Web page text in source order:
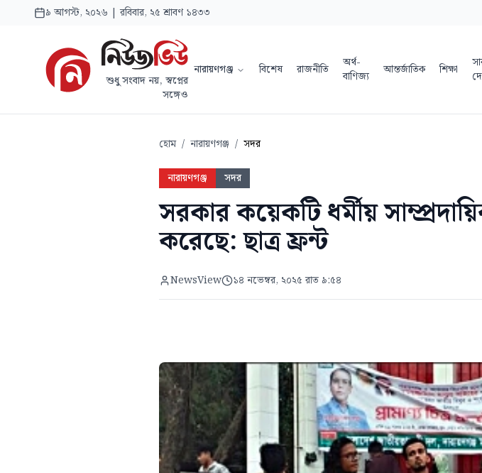
৯ আগস্ট, ২০২৬ | রবিবার, ২৫ শ্রাবণ ১৪৩৩
শুধু সংবাদ নয়, স্বপ্নের
সঙ্গেও
নারায়ণগঞ্জ বিশেষ রাজনীতি
অর্থ-
বাণিজ্য
আন্তর্জাতিক শিক্ষা
হোম / নারায়ণগঞ্জ / সদর
নারায়ণগঞ্জ সদর
সরকার কয়েকটি ধর্মীয়
করেছে: ছাত্র ফ্রন্ট
NewsView ১৪ নভেম্বর, ২০২৫ রাত ৯:৫৪